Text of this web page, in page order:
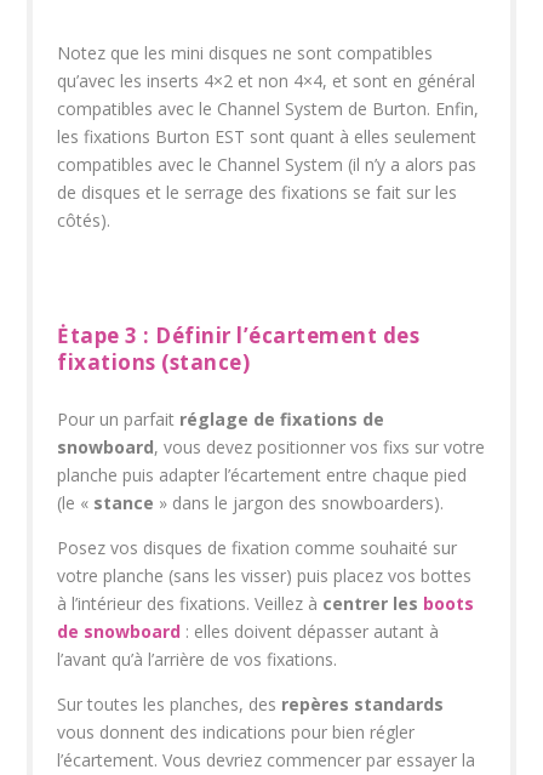
Notez que les mini disques ne sont compatibles
qu’avec les inserts 4×2 et non 4×4, et sont en général
compatibles avec le Channel System de Burton. Enfin,
les fixations Burton EST sont quant à elles seulement
compatibles avec le Channel System (il n’y a alors pas
de disques et le serrage des fixations se fait sur les
côtés).
Ėtape 3 : Définir l’écartement des
fixations (stance)
Pour un parfait réglage de fixations de
snowboard, vous devez positionner vos fixs sur votre
planche puis adapter l’écartement entre chaque pied
(le « stance » dans le jargon des snowboarders).
Posez vos disques de fixation comme souhaité sur
votre planche (sans les visser) puis placez vos bottes
à l’intérieur des fixations. Veillez à centrer les boots
de snowboard : elles doivent dépasser autant à
l’avant qu’à l’arrière de vos fixations.
Sur toutes les planches, des repères standards
vous donnent des indications pour bien régler
l’écartement. Vous devriez commencer par essayer la